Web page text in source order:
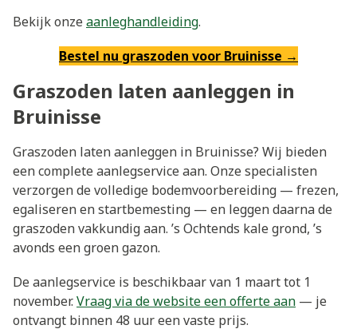
Bekijk onzeaanleghandleiding.
Bestel nu graszoden voor Bruinisse →
Graszoden laten aanleggen in
Bruinisse
Graszoden laten aanleggen in Bruinisse? Wij bieden
een complete aanlegservice aan. Onze specialisten
verzorgen de volledige bodemvoorbereiding — frezen,
egaliseren en startbemesting — en leggen daarna de
graszoden vakkundig aan. ’s Ochtends kale grond, ’s
avonds een groen gazon.
De aanlegservice is beschikbaar van 1 maart tot 1
november.Vraag via de website een offerte aan — je
ontvangt binnen 48 uur een vaste prijs.